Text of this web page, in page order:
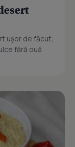
ușor de făcut,
fără ouă